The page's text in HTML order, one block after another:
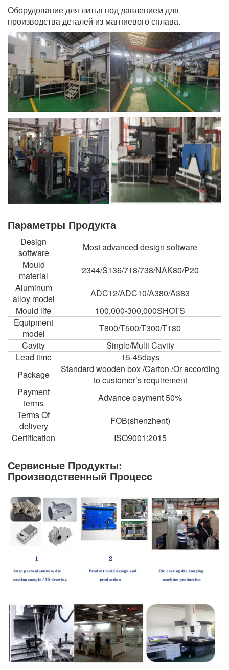
Оборудование для литья под давлением для
производства деталей из магниевого сплава.
Параметры Продукта
Design
software
Most advanced design software
Mould
material
2344/S136/718/738/NAK80/P20
Aluminum
alloy model
ADC12/ADC10/A380/A383
Mould life
100,000-300,000SHOTS
Equipment
model
T800/T500/T300/T180
Cavity
Single/Multi Cavity
Lead time
15-45days
Package
Standard wooden box /Carton /Or according
to customer’s requirement
Payment
terms
Advance payment 50%
Terms Of
delivery
FOB(shenzhent)
Certification
ISO9001:2015
Сервисные Продукты:
Производственный Процесс